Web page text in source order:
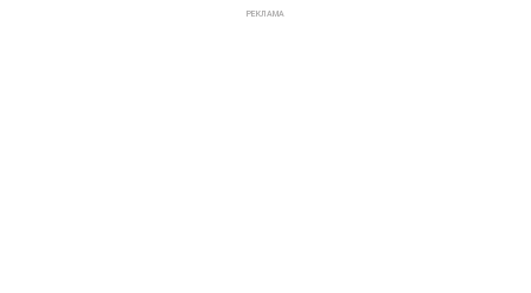
РЕКЛАМА